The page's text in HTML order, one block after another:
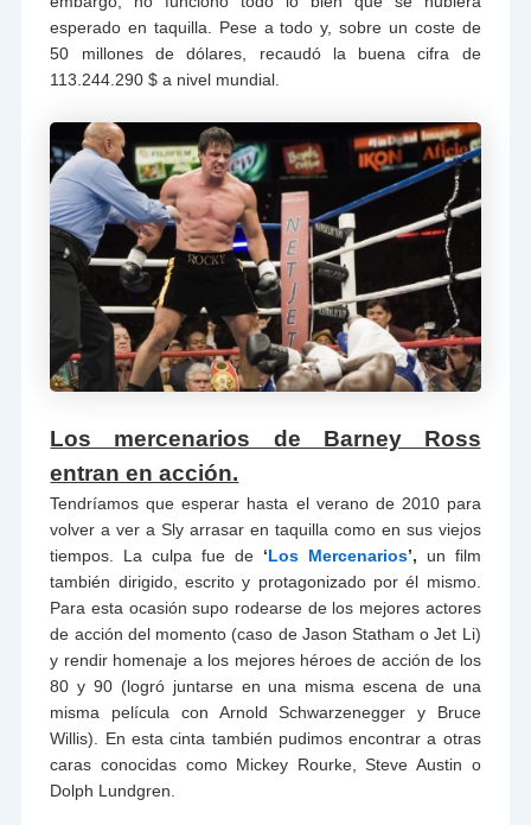
esperado en taquilla. Pese a todo y, sobre un coste de
50 millones de dólares, recaudó la buena cifra de
113.244.290 $ a nivel mundial.
Los mercenarios de Barney Ross
entran en acción.
Tendríamos que esperar hasta el verano de 2010 para
volver a ver a Sly arrasar en taquilla como en sus viejos
tiempos. La culpa fue de ‘Los Mercenarios’, un film
también dirigido, escrito y protagonizado por él mismo.
Para esta ocasión supo rodearse de los mejores actores
de acción del momento (caso de Jason Statham o Jet Li)
y rendir homenaje a los mejores héroes de acción de los
80 y 90 (logró juntarse en una misma escena de una
misma película con Arnold Schwarzenegger y Bruce
Willis). En esta cinta también pudimos encontrar a otras
caras conocidas como Mickey Rourke, Steve Austin o
Dolph Lundgren.